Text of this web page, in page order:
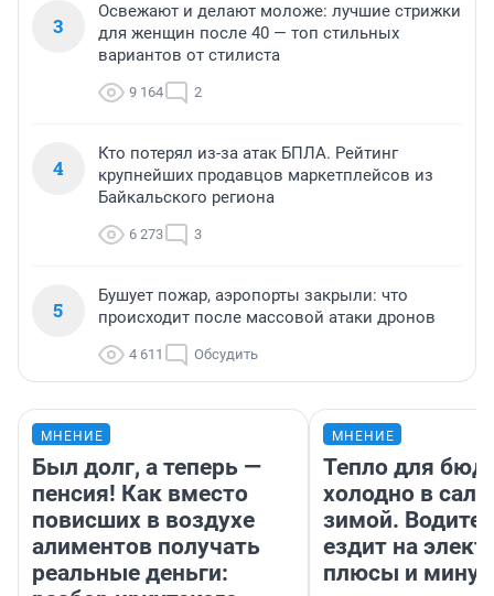
3
Освежают и делают моложе: лучшие стрижки
для женщин после 40 — топ стильных
вариантов от стилиста
9 164 2
4
Кто потерял из-за атак БПЛА. Рейтинг
крупнейших продавцов маркетплейсов из
Байкальского региона
6 273 3
5
Бушует пожар, аэропорты закрыли: что
происходит после массовой атаки дронов
4 611 Обсудить
МНЕНИЕ
Был долг, а теперь —
пенсия! Как вместо
повисших в воздухе
алиментов получать
реальные деньги:
МНЕНИЕ
Тепло для
холодно в
зимой.
ездит на
плюсы и